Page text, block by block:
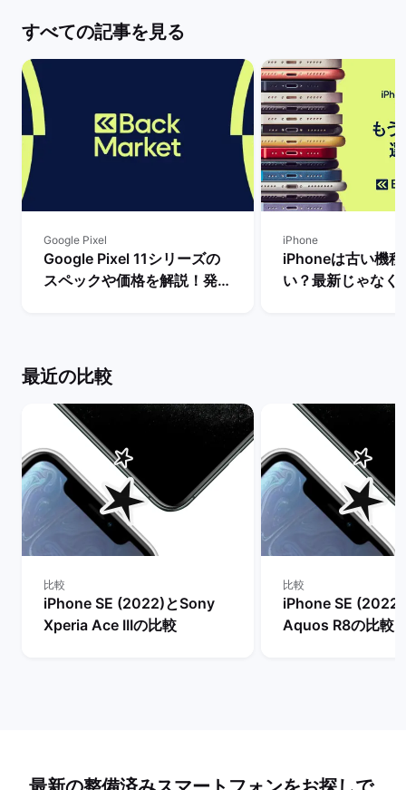
すべての記事を見る
Google Pixel
Google Pixel 11シリーズの
スペックや価格を解説！発売
iPhone
iPhoneは古い機
い？最新じゃなく
最近の比較
比較
iPhone SE (2022)とSony
Xperia Ace IIIの比較
比較
iPhone SE
Aquos R8の比較